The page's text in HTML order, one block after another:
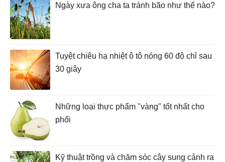
Ngày xưa ông cha ta tránh bão như thế nào?
Tuyệt chiêu hạ nhiệt ô tô nóng 60 độ chỉ sau
30 giây
Những loại thực phẩm "vàng" tốt nhất cho
phổi
Kỹ thuật trồng và chăm sóc cây sung cảnh ra